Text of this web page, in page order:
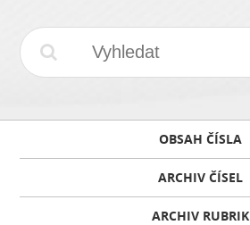
OBSAH ČÍSLA
ARCHIV ČÍSEL
ARCHIV RUBRIK